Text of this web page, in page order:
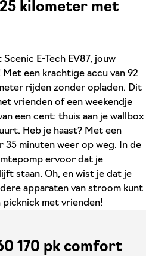
kilometer met
E-Tech EV87, jouw
een krachtige accu van 92
rijden zonder opladen. Dit
vrienden of een weekendje
een cent: thuis aan je wallbox
Heb je haast? Met een
35 minuten weer op weg. In de
ervoor dat je
staan. Oh, en wist je dat je
apparaten van stroom kunt
met vrienden!
170 pk comfort